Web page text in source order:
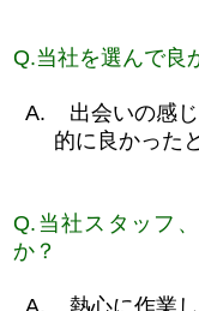
Q.当社を選んで良
A.
出会いの感
的に良かった
Q. 当社スタッフ
か？